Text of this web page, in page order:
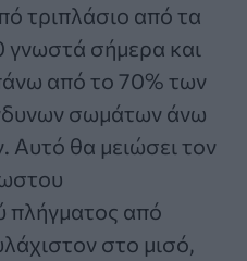
τριπλάσιο από τα
γνωστά σήμερα και
από το 70% των
σωμάτων άνω
Αυτό θα μειώσει τον
πλήγματος από
στο μισό,